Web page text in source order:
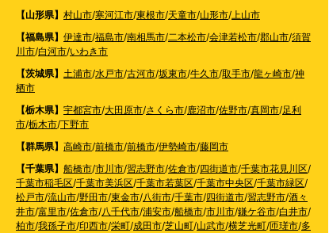
【山形県】 村山市/寒河江市/東根市/天童市/山形市/上山市
【福島県】 伊達市/福島市/南相馬市/二本松市/会津若松市/郡山市/須賀
川市/白河市/いわき市
【茨城県】 土浦市/水戸市/古河市/坂東市/牛久市/取手市/龍ヶ崎市/神
栖市
【栃木県】 宇都宮市/大田原市/さくら市/鹿沼市/佐野市/真岡市/足利
市/栃木市/下野市
【群馬県】 高崎市/前橋市/前橋市/伊勢崎市/藤岡市
【千葉県】 船橋市/市川市/習志野市/佐倉市/四街道市/千葉市花見川区/
千葉市稲毛区/千葉市美浜区/千葉市若葉区/千葉市中央区/千葉市緑区/
松戸市/流山市/野田市/東金市/八街市/千葉市/四街道市/習志野市/酒々
井市/富里市/佐倉市/八千代市/浦安市/船橋市/市川市/鎌ケ谷市/白井市/
柏市/我孫子市/印西市/栄町/成田市/芝山町/山武市/横芝光町/匝瑳市/多